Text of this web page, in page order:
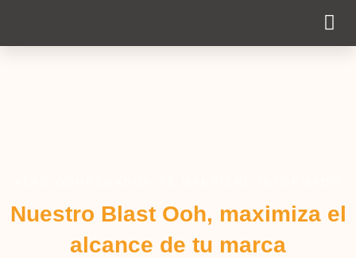
Nuestro Blast Ooh, maximiza el
alcance de tu marca